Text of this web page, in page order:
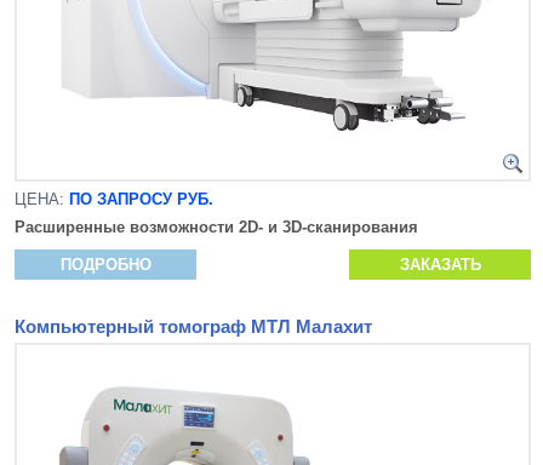
ЦЕНА: ПО ЗАПРОСУ РУБ.
Расширенные возможности 2D- и 3D-сканирования
ПОДРОБНО ЗАКАЗАТЬ
Компьютерный томограф МТЛ Малахит